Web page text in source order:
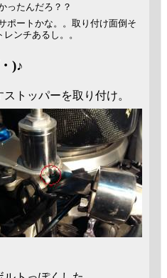
ったんだろ？？
ポートかな。。取り付け面倒そ
ンチあるし。。
)♪
トッパーを取り付け。